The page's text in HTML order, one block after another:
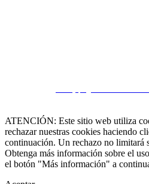
ATENCIÓN: Este sitio web utiliza
rechazar nuestras cookies haciendo
continuación. Un rechazo no limitará
Obtenga más información sobre el
el botón "Más información" a